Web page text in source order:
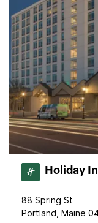
Holiday
88 Spring St
Portland, Maine